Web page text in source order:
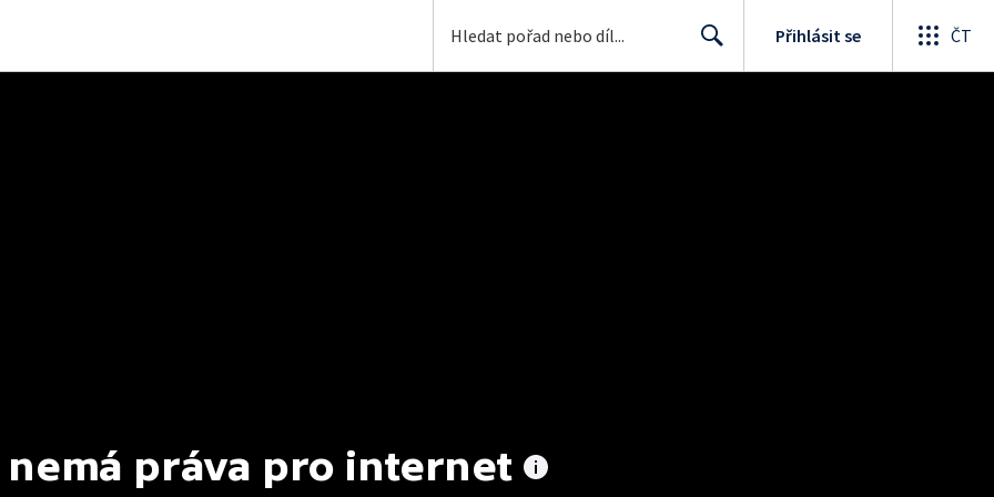
Přihlásit se ČT
nemá práva pro internet